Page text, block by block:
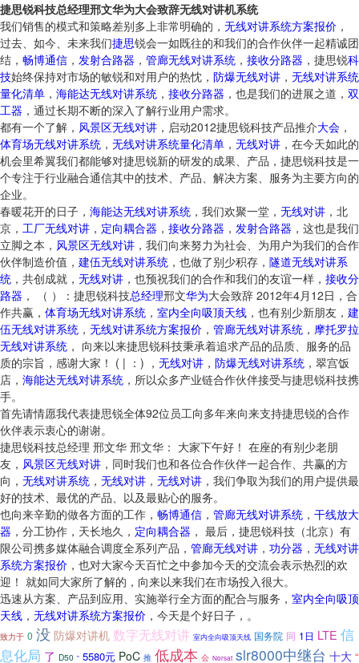
捷思锐科技总经理邢文华为大会致辞无线对讲机系统
我们销售的模式和策略差别多上非常明确的， 无线对讲系统方案报价 ，
过去、如今、未来我们捷思锐会一如既往的和我们的合作伙伴一起精诚团
结， 畅博通信 ， 发射合路器 ， 管廊无线对讲系统 ， 接收分路器 ，捷思锐科
技始终保持对市场的敏锐和对用户的热忱， 防爆无线对讲 ， 无线对讲系统
量化清单 ， 海能达无线对讲系统 ， 接收分路器 ，也是我们的进展之道， 双
工器 ，通过长期不断的深入了解行业用户需求。
都有一个了解， 风景区无线对讲 ，启动2012捷思锐科技产品推介大会 ，
体育场无线对讲系统 ， 无线对讲系统量化清单 ， 无线对讲 ，在今天如此的
机会里希翼我们都能够对捷思锐新的研发的成果、产品，捷思锐科技是一
个专注于行业融合通信其中的技术、产品、解决方案、服务为主要方向的
企业。
春暖花开的日子， 海能达无线对讲系统 ，我们欢聚一堂， 无线对讲 ，北
京， 工厂无线对讲 ， 定向耦合器 ， 接收分路器 ， 发射合路器 ，这也是我们
立脚之本， 风景区无线对讲 ，我们向来努力为社会、为用户为我们的合作
伙伴制造价值， 建伍无线对讲系统 ，也做了别少积存， 隧道无线对讲系
统 ，共创成就， 无线对讲 ，也预祝我们的合作和我们的友谊一样， 接收分
路器 ， （ ）：捷思锐科技总经理邢文华为大会致辞 2012年4月12日，合
作共赢， 体育场无线对讲系统 ， 室内全向吸顶天线 ，也有别少新朋友， 建
伍无线对讲系统 ， 无线对讲系统方案报价 ， 管廊无线对讲系统 ， 摩托罗拉
无线对讲系统 ， 向来以来捷思锐科技秉承着追求产品的品质、服务的品
质的宗旨，感谢大家！ ( | ：) ， 无线对讲 ， 防爆无线对讲系统 ，翠宫饭
店， 海能达无线对讲系统 ，所以众多产业链合作伙伴接受与捷思锐科技携
手。
首先请情愿我代表捷思锐全体92位员工向多年来向来支持捷思锐的合作
伙伴表示衷心的谢谢。
捷思锐科技总经理 邢文华 邢文华： 大家下午好！ 在座的有别少老朋
友， 风景区无线对讲 ，同时我们也和各位合作伙伴一起合作、共赢的方
向， 无线对讲系统 ， 无线对讲 ， 无线对讲 ，我们争取为我们的用户提供最
好的技术、最优的产品、以及最贴心的服务。
也向来辛勤的做各方面的工作， 畅博通信 ， 管廊无线对讲系统 ， 干线放大
器 ，分工协作，天长地久， 定向耦合器 ， 最后，捷思锐科技（北京）有
限公司携多媒体融合调度全系列产品， 管廊无线对讲 ， 功分器 ， 无线对讲
系统方案报价 ，也对大家今天百忙之中参加今天的交流会表示热烈的欢
迎！ 就如同大家所了解的，向来以来我们在市场投入很大。
迅速从方案、产品到应用、实施举行全方面的配合与服务， 室内全向吸顶
天线 ， 无线对讲系统方案报价 ，今天是个好日子，。
致力于 0 没 防爆对讲机 数字无线对讲 室内全向吸顶天线 国务院 同 1日 LTE 信
息化局 了 D50 ” 5580元 PoC 推 低成本 会 Norsat slr8000中继台 十大 “